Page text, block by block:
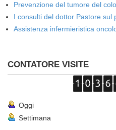
Prevenzione del tumore del
I consulti del dottor Pastore sul
Assistenza infermieristica
CONTATORE VISITE
Oggi
Settimana